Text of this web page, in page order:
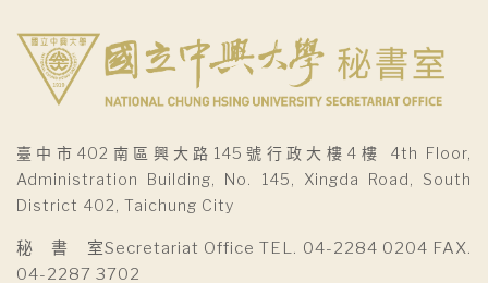
臺中市402南區興大路145號行政大樓4樓 4th Floor,
Administration Building, No. 145, Xingda Road, South
District 402, Taichung City
秘 書 室Secretariat Office TEL. 04-2284 0204 FAX.
04-2287 3702